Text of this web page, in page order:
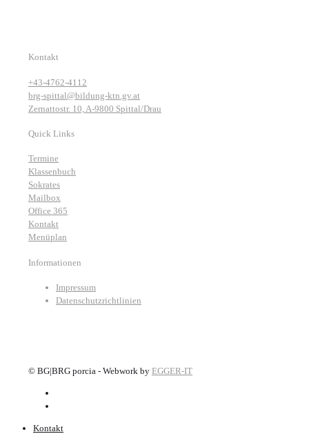
Kontakt
+43-4762-4112
brg-spittal@bildung-ktn.gv.at
Zernattostr. 10, A-9800 Spittal/Drau
Quick Links
Termine
Klassenbuch
Sokrates
Mailbox
Office 365
Kontakt
Menüplan
Informationen
Impressum
Datenschutzrichtlinien
© BG|BRG porcia - Webwork by EGGER-IT
Kontakt